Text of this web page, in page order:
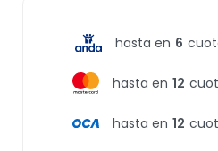
hasta en 6
hasta en 12
hasta en 12